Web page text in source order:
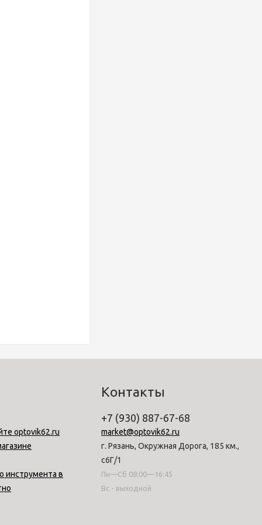
optovik62.ru
инструмента в
Контакты
+7 (930) 887-67-68
market@optovik62.ru
г. Рязань, Окружная Дорога, 185 км.,
с6Г/1
Пн—Сб 08:00—16:45
Вс - выходной